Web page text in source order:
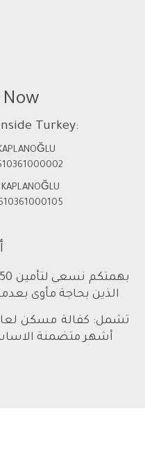
Turkey:
الذين بحاجة مأوى
تشمل: كفالة مسكن
أشهر متضمنة